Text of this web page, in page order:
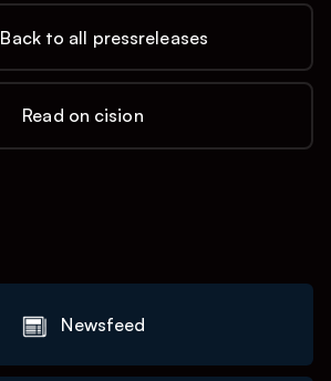
Back to all pressreleases
Read on cision
Newsfeed